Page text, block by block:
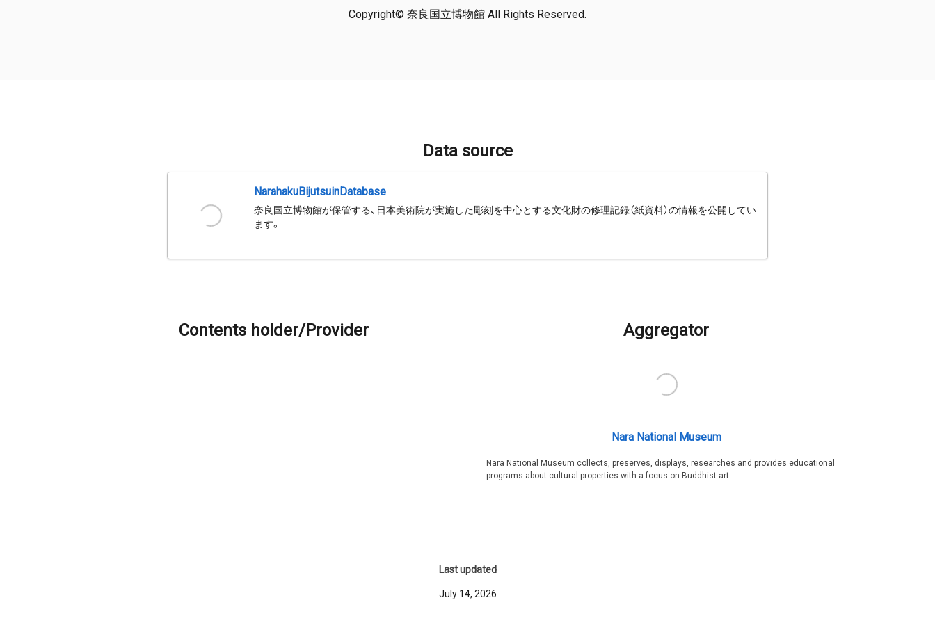
Copyright© 奈良国立博物館 All Rights Reserved.
Data source
NarahakuBijutsuinDatabase
奈良国立博物館が保管する、日本美術院が実施した彫刻を中心とする文化財の修理記録（紙資料）の情報を公開してい
ます。
Contents holder/Provider Aggregator
Nara National Museum
Nara National Museum collects, preserves, displays, researches and provides educational
programs about cultural properties with a focus on Buddhist art.
Last updated
July 14, 2026